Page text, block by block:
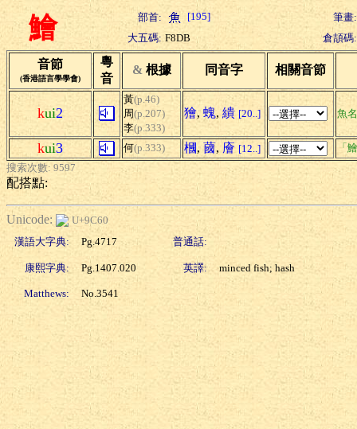
鱠 部首: [195]
筆畫:
大五碼: F8DB 倉頡碼:
音節
(香港語言學學會)
粵
音
& 根據 同音字 相關音節
kui2
黃(p.46)
周(p.207)
李(p.333)
獪, 螝, 繢 [20..] 魚名
kui3 何(p.333) 槶, 蔮, 廥 [12..]
「
搜索次數: 9597
配搭點:
Unicode:
U+9C60
漢語大字典:
Pg.4717 普通話:
康熙字典: Pg.1407.020 英譯: minced fish; hash
Matthews: No.3541